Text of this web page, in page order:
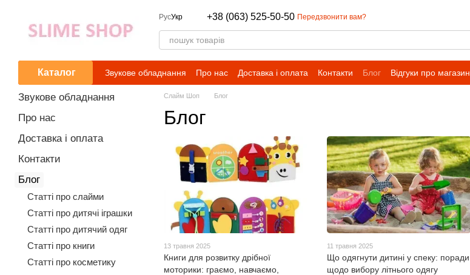
РусУкр +38 (063) 525-50-50 Передзвонити вам?
Каталог Звукове обладнання Про нас Доставка і оплата Контакти Блог Відгуки про магазин
Слайм Шоп Блог
Блог
13 травня 2025
Книги для розвитку дрібної
моторики: граємо, навчаємо,
11 травня 2025
Що одягнути дитині у спеку: поради
щодо вибору літнього одягу
Звукове обладнання
Про нас
Доставка і оплата
Контакти
Блог
Статті про слайми
Статті про дитячі іграшки
Статті про дитячий одяг
Статті про книги
Статті про косметику